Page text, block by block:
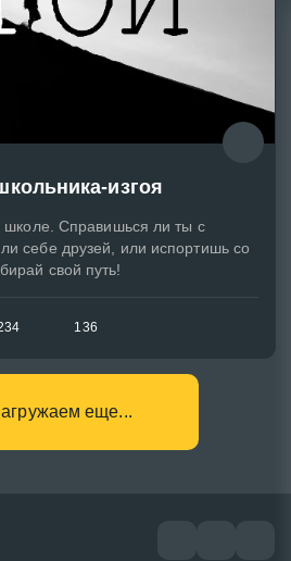
изгоя
школе. Справишься ли ты с
себе друзей, или испортишь со
свой путь!
136
еще...